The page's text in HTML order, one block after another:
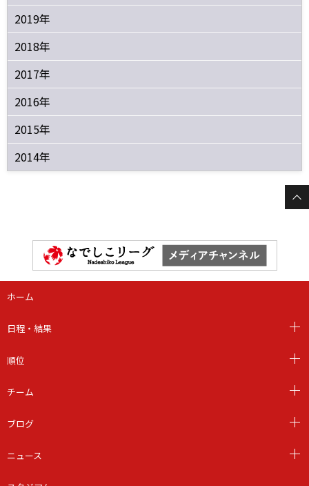
2019年
2018年
2017年
2016年
2015年
2014年
ホーム
日程・結果
順位
チーム
ブログ
ニュース